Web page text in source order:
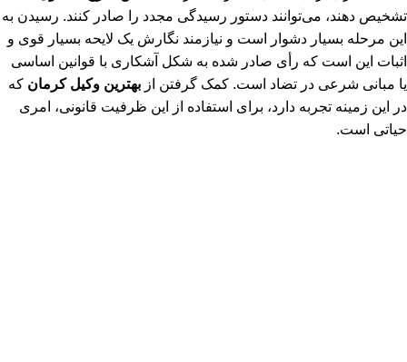
تشخیص دهند، می‌توانند دستور رسیدگی مجدد را صادر کنند. رسیدن به
این مرحله بسیار دشوار است و نیازمند نگارش یک لایحه بسیار قوی و
اثبات این است که رأی صادر شده به شکل آشکاری با قوانین اساسی
یا مبانی شرعی در تضاد است. کمک گرفتن از بهترین وکیل کرمان که
در این زمینه تجربه دارد، برای استفاده از این ظرفیت قانونی، امری
حیاتی است.